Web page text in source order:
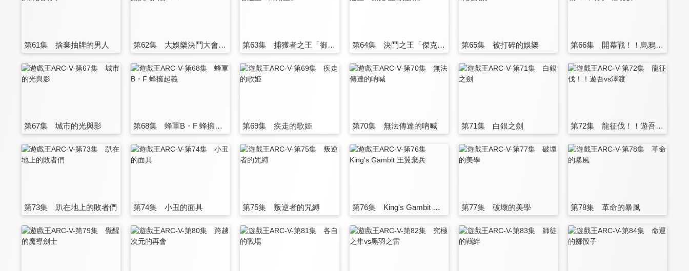
第61集 捨棄抽牌的男人 第62集 大娛樂決鬥大會！！ 第63集 捕獲者之王「御用王」 第64集 決鬥之王「傑克·亞特拉斯」 第65集 被打碎的娛樂 第66集 開幕戰！！烏鴉vs權現坂
第67集 城市的光與影 第68集 蜂軍B・F 蜂擁起義 第69集 疾走的歌姫 第70集 無法傳達的吶喊 第71集 白銀之劍 第72集 龍征伐！！遊吾vs澤渡
第73集 趴在地上的敗者們 第74集 小丑的面具 第75集 叛逆者的咒縛 第76集 King's Gambit 王翼棄兵 第77集 破壞的美學 第78集 革命的暴風